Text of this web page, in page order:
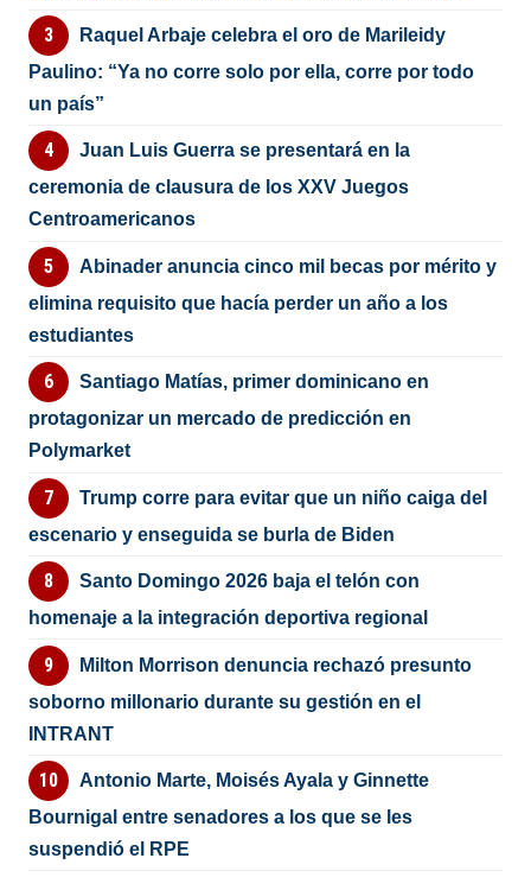
Raquel Arbaje celebra el oro de Marileidy
Paulino: “Ya no corre solo por ella, corre por todo
un país”
Juan Luis Guerra se presentará en la
ceremonia de clausura de los XXV Juegos
Centroamericanos
Abinader anuncia cinco mil becas por mérito y
elimina requisito que hacía perder un año a los
estudiantes
Santiago Matías, primer dominicano en
protagonizar un mercado de predicción en
Polymarket
Trump corre para evitar que un niño caiga del
escenario y enseguida se burla de Biden
Santo Domingo 2026 baja el telón con
homenaje a la integración deportiva regional
Milton Morrison denuncia rechazó presunto
soborno millonario durante su gestión en el
INTRANT
Antonio Marte, Moisés Ayala y Ginnette
Bournigal entre senadores a los que se les
suspendió el RPE